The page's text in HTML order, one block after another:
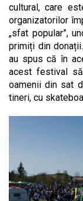
cultural, care
organizatorilor
„sfat popular”,
primiți din
au spus că în
acest festival
oamenii din sat
tineri, cu